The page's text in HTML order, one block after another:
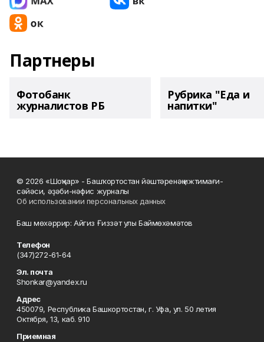
Партнеры
Фотобанк
журналистов РБ
Рубрика "Еда и
напитки"
© 2026 «Шоңҡар» - Башҡортостан йәштәренәң ижтимағи-
сәйәси, әҙәби-нәфис журналы
Об использовании персональных данных
Баш мөхәррир: Айгиз Ғиззәт улы Баймөхәмәтов
Телефон
(347)272-61-64
Эл. почта
Shonkar@yandex.ru
Адрес
450079, Республика Башкортостан, г. Уфа, ул. 50 летия
Октября, 13, каб. 910
Приемная